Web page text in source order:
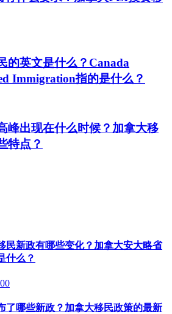
的英文是什么？Canada
Immigration指的是什么？
峰出现在什么时候？加拿大移
特点？
民新政有哪些变化？加拿大安大略省
什么？
了哪些新政？加拿大移民政策的最新